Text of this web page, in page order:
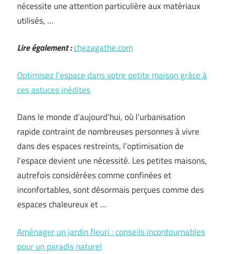
nécessite une attention particulière aux matériaux
utilisés, …
Lire également :chezagathe.com
Optimisez l’espace dans votre petite maison grâce à
ces astuces inédites
Dans le monde d’aujourd’hui, où l’urbanisation
rapide contraint de nombreuses personnes à vivre
dans des espaces restreints, l’optimisation de
l’espace devient une nécessité. Les petites maisons,
autrefois considérées comme confinées et
inconfortables, sont désormais perçues comme des
espaces chaleureux et …
Aménager un jardin fleuri : conseils incontournables
pour un paradis naturel